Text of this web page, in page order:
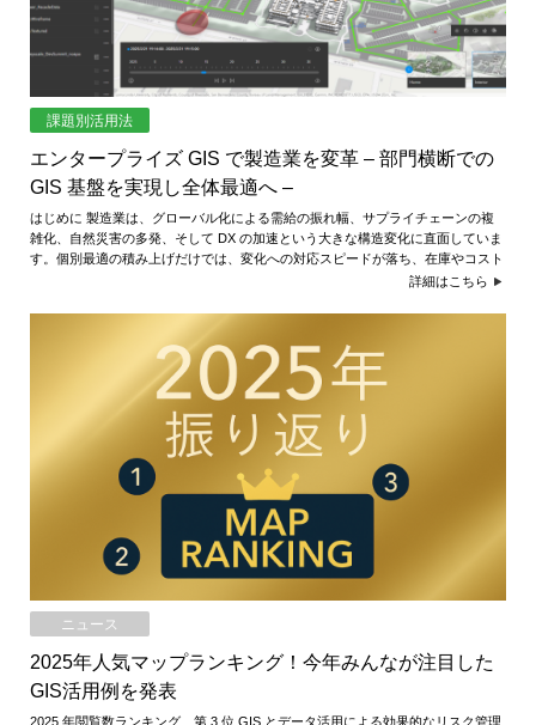
課題別活用法
エンタープライズ GIS で製造業を変革 – 部門横断での
GIS 基盤を実現し全体最適へ –
はじめに 製造業は、グローバル化による需給の振れ幅、サプライチェーンの複
雑化、自然災害の多発、そして DX の加速という大きな構造変化に直面していま
す。個別最適の積み上げだけでは、変化への対応スピードが落ち、在庫やコスト
詳細はこちら
ニュース
2025年人気マップランキング！今年みんなが注目した
GIS活用例を発表
2025 年閲覧数ランキング 第 3 位 GIS とデータ活用による効果的なリスク管理